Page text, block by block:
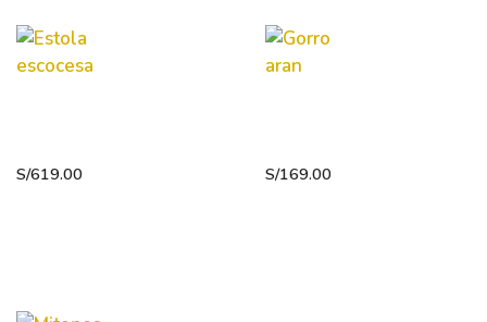
S/619.00 S/169.00